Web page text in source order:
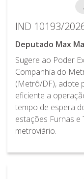
IND 10193/
Deputado Max
Sugere ao Poder
Companhia do
(Metrô/DF), adote
eficiente a
tempo de espera
estações Furnas e
metroviário.